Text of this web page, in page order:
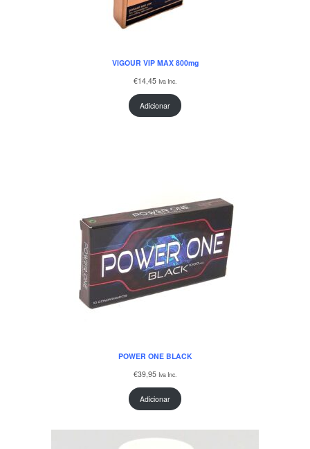
VIGOUR VIP MAX 800mg
€14,45 Iva Inc.
Adicionar
POWER ONE BLACK
€39,95 Iva Inc.
Adicionar